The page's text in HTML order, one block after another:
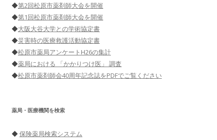
◆第2回松原市薬剤師大会を開催
◆第1回松原市薬剤師大会を開催
◆大阪大谷大学との学術協定書
◆災害時の医療救護活動協定書
◆松原市薬局アンケートH26の集計
◆薬局における 「かかりつけ医」 調査
◆松原市薬剤師会40周年記念誌をPDFでご覧ください
薬局・医療機関を検索
◆保険薬局検索システム